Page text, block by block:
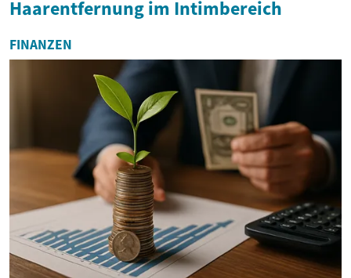
Haarentfernung im Intimbereich
FINANZEN